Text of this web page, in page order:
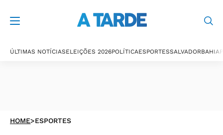
ÚLTIMAS NOTÍCIASELEIÇÕES 2026POLÍTICAESPORTESSALVADORBAHIA
HOME>ESPORTES